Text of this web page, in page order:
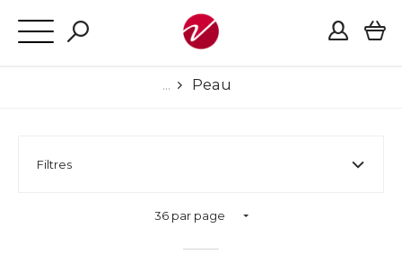
Peau
Filtres
36 par page